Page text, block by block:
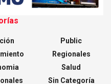
Public
Regionales
Salud
Sin Categoría